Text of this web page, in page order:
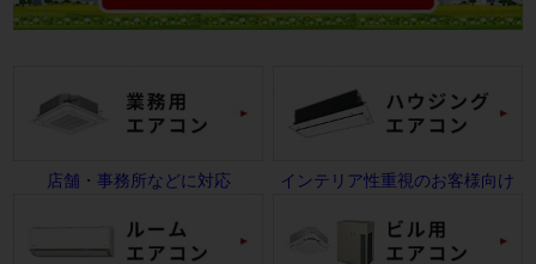
店舗・事務所などに対応 インテリア性重視のお客様向け